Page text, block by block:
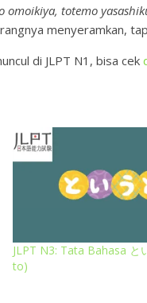
totemo
menyeramkan,
di JLPT N1, bisa cek
JLPT N3: Tata Bahasa と
to)